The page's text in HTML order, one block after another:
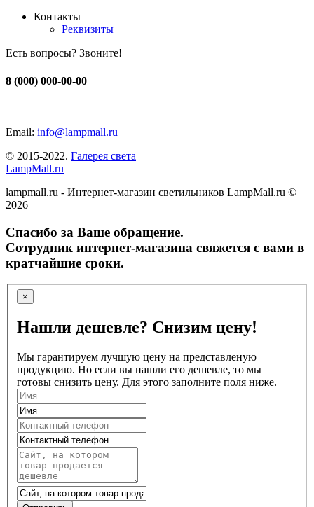
Контакты
Реквизиты
Есть вопросы? Звоните!
8 (000) 000-00-00
Email: info@lampmall.ru
© 2015-2022. Галерея света
LampMall.ru
lampmall.ru - Интернет-магазин светильников LampMall.ru ©
2026
Спасибо за Ваше обращение.
Сотрудник интернет-магазина свяжется с вами в
кратчайшие сроки.
×
Нашли дешевле? Снизим цену!
Мы гарантируем лучшую цену на представленую
продукцию. Но если вы нашли его дешевле, то мы
готовы снизить цену. Для этого заполните поля ниже.